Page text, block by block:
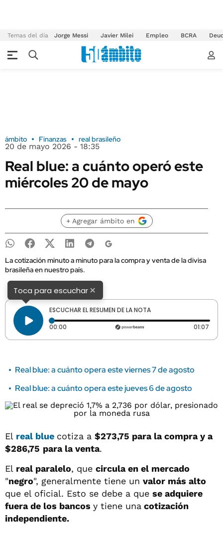
Temas del día Jorge Messi Javier Milei Empleo BCRA
ámbito Finanzas real brasileño
20 de mayo 2026 - 18:35
Real blue: a cuánto operó este
miércoles 20 de mayo
+ Agregar ámbito en
La cotización minuto a minuto para la compra y venta de la divisa
brasileña en nuestro país.
Toca para escuchar×
ESCUCHAR EL RESUMEN DE LA NOTA
00:00 Tiempo transcurrido: 0 segundos 01:07
Real blue: a cuánto opera este viernes 7 de agosto
Real blue: a cuánto opera este jueves 6 de agosto
El real blue cotiza a $273,75 para la compra y a
$286,75 para la venta.
El real paralelo, que circula en el mercado
"negro", generalmente tiene un valor más alto
que el oficial. Esto se debe a que se adquiere
fuera de los bancos y tiene una cotización
independiente.